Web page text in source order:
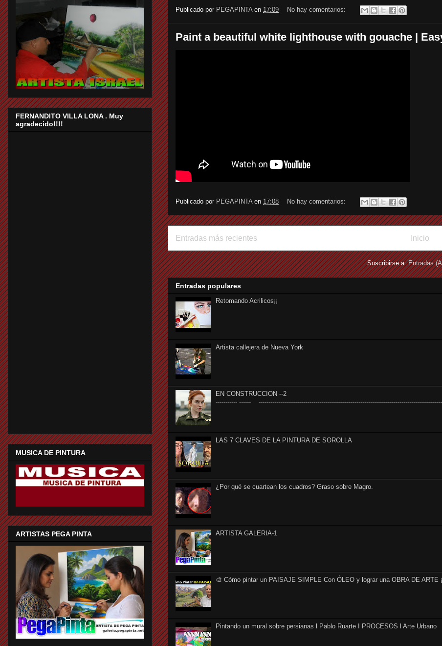
Publicado por PEGAPINTA en 17:09 No hay comentarios:
Paint a beautiful white lighthouse with gouache |
Publicado por PEGAPINTA en 17:08 No hay comentarios:
Entradas más recientes Inicio
Suscribirse a:Entradas
Entradas populares
Retomando Acrilicos¡¡
Artista callejera de Nueva York
EN CONSTRUCCION --2
----------- ------
LAS 7 CLAVES DE LA PINTURA DE SOROLLA
¿Por qué se cuartean los cuadros? Graso sobre Magro.
ARTISTA GALERIA-1
🎨 Cómo pintar un PAISAJE SIMPLE Con ÓLEO y lograr una OBRA DE ARTE
Pintando un mural sobre persianas l Pablo Ruarte I PROCESOS l Arte Urbano
FERNANDITO VILLA LONA . Muy
agradecido!!!!
MUSICA DE PINTURA
ARTISTAS PEGA PINTA